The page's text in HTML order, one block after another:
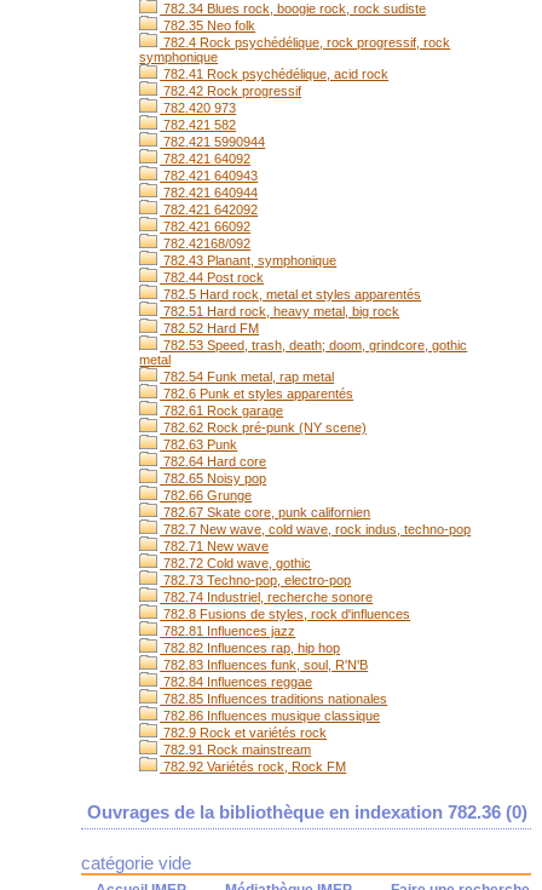
782.34 Blues rock, boogie rock, rock sudiste
782.35 Neo folk
782.4 Rock psychédélique, rock progressif, rock
symphonique
782.41 Rock psychédélique, acid rock
782.42 Rock progressif
782.420 973
782.421 582
782.421 5990944
782.421 64092
782.421 640943
782.421 640944
782.421 642092
782.421 66092
782.42168/092
782.43 Planant, symphonique
782.44 Post rock
782.5 Hard rock, metal et styles apparentés
782.51 Hard rock, heavy metal, big rock
782.52 Hard FM
782.53 Speed, trash, death; doom, grindcore, gothic
metal
782.54 Funk metal, rap metal
782.6 Punk et styles apparentés
782.61 Rock garage
782.62 Rock pré-punk (NY scene)
782.63 Punk
782.64 Hard core
782.65 Noisy pop
782.66 Grunge
782.67 Skate core, punk californien
782.7 New wave, cold wave, rock indus, techno-pop
782.71 New wave
782.72 Cold wave, gothic
782.73 Techno-pop, electro-pop
782.74 Industriel, recherche sonore
782.8 Fusions de styles, rock d'influences
782.81 Influences jazz
782.82 Influences rap, hip hop
782.83 Influences funk, soul, R'N'B
782.84 Influences reggae
782.85 Influences traditions nationales
782.86 Influences musique classique
782.9 Rock et variétés rock
782.91 Rock mainstream
782.92 Variétés rock, Rock FM
Ouvrages de la bibliothèque en indexation 782.36 (0)
catégorie vide